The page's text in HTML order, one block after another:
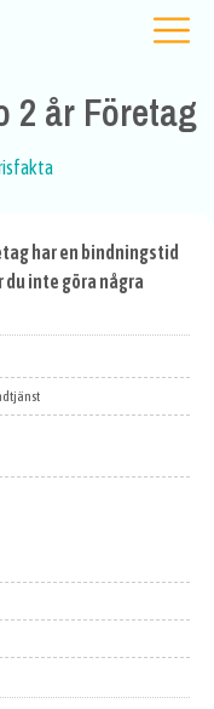
2 år Företag
har en bindningstid
du inte göra några